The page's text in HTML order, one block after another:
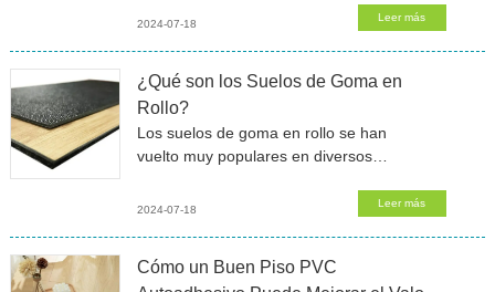
Ofrecen una instalación fácil y un
2024-07-18
Leer más
¿Qué son los Suelos de Goma en
Rollo?
Los suelos de goma en rollo se han
vuelto muy populares en diversos
los convierten en una excelente opción
2024-07-18
Leer más
Cómo un Buen Piso PVC